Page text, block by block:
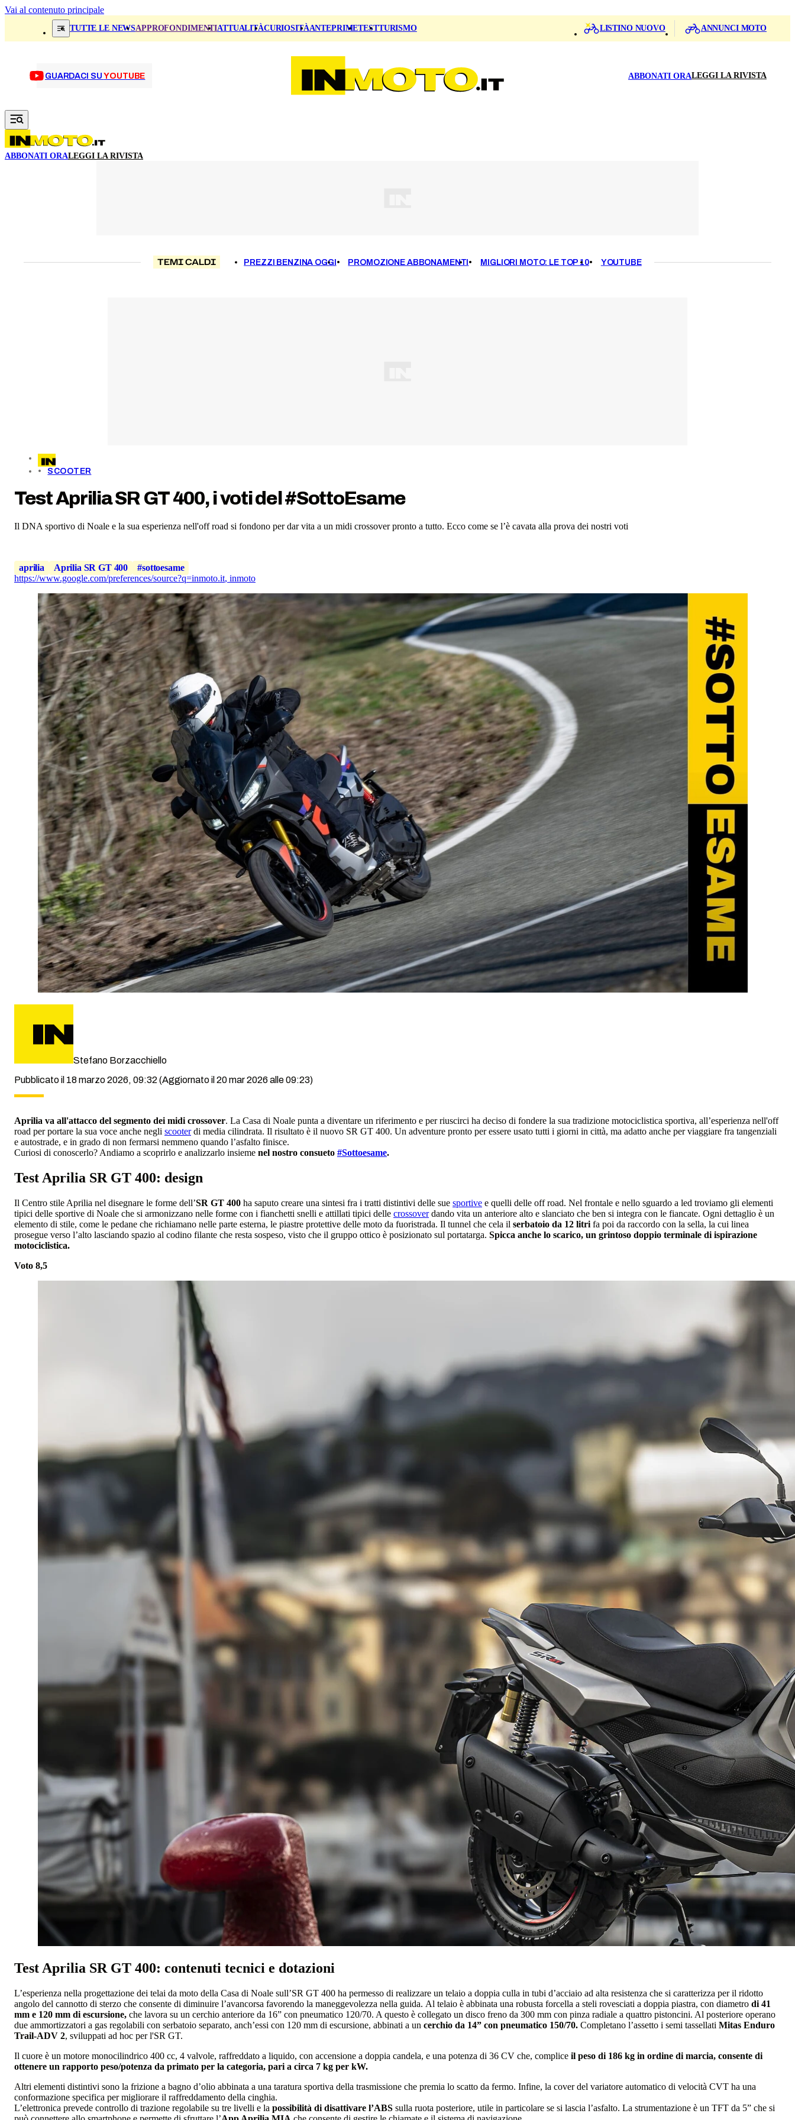
Vai al contenuto principale
TUTTE LE NEWSAPPROFONDIMENTIATTUALITÀCURIOSITÀANTEPRIMETESTTURISMO LISTINO NUOVO ANNUNCI MOTO
GUARDACI SUYOUTUBE ABBONATI ORALEGGI LA RIVISTA
ABBONATI ORALEGGI LA RIVISTA
TEMI CALDI PREZZI BENZINA OGGI PROMOZIONE ABBONAMENTI MIGLIORI MOTO: LE TOP 10 YOUTUBE
SCOOTER
Test Aprilia SR GT 400, i voti del #SottoEsame
Il DNA sportivo di Noale e la sua esperienza nell'off road si fondono per dar vita a un midi crossover pronto a tutto. Ecco come se l’è cavata alla prova dei nostri voti
aprilia Aprilia SR GT 400
#sottoesame
https://www.google.com/preferences/source?q=inmoto.it, inmoto
Stefano Borzacchiello
Pubblicato il 18 marzo 2026, 09:32(Aggiornato il 20 mar 2026 alle 09:23)
Aprilia va all'attacco del segmento dei midi crossover. La Casa di Noale punta a diventare un riferimento e per riuscirci ha deciso di fondere la sua tradizione motociclistica sportiva, all’esperienza nell'off
road per portare la sua voce anche negli scooterdi media cilindrata. Il risultato è il nuovo SR GT 400. Un adventure pronto per essere usato tutti i giorni in città, ma adatto anche per viaggiare fra tangenziali
e autostrade, e in grado di non fermarsi nemmeno quando l’asfalto finisce.
Curiosi di conoscerlo? Andiamo a scoprirlo e analizzarlo insieme nel nostro consueto #Sottoesame.
Test Aprilia SR GT 400: design
Il Centro stile Aprilia nel disegnare le forme dell’SR GT 400 ha saputo creare una sintesi fra i tratti distintivi delle sue sportive e quelli delle off road. Nel frontale e nello sguardo a led troviamo gli elementi
tipici delle sportive di Noale che si armonizzano nelle forme con i fianchetti snelli e attillati tipici delle crossoverdando vita un anteriore alto e slanciato che ben si integra con le fiancate. Ogni dettaglio è un
elemento di stile, come le pedane che richiamano nelle parte esterna, le piastre protettive delle moto da fuoristrada. Il tunnel che cela il serbatoio da 12 litri fa poi da raccordo con la sella, la cui linea
prosegue verso l’alto lasciando spazio al codino filante che resta sospeso, visto che il gruppo ottico è posizionato sul portatarga. Spicca anche lo scarico, un grintoso doppio terminale di ispirazione
motociclistica.
Voto 8,5
Test Aprilia SR GT 400: contenuti tecnici e dotazioni
L’esperienza nella progettazione dei telai da moto della Casa di Noale sull’SR GT 400 ha permesso di realizzare un telaio a doppia culla in tubi d’acciaio ad alta resistenza che si caratterizza per il ridotto
angolo del cannotto di sterzo che consente di diminuire l’avancorsa favorendo la maneggevolezza nella guida. Al telaio è abbinata una robusta forcella a steli rovesciati a doppia piastra, con diametro di 41
mm e 120 mm di escursione, che lavora su un cerchio anteriore da 16” con pneumatico 120/70. A questo è collegato un disco freno da 300 mm con pinza radiale a quattro pistoncini. Al posteriore operano
due ammortizzatori a gas regolabili con serbatoio separato, anch’essi con 120 mm di escursione, abbinati a un cerchio da 14” con pneumatico 150/70. Completano l’assetto i semi tassellati Mitas Enduro
Trail-ADV 2, sviluppati ad hoc per l'SR GT.
Il cuore è un motore monocilindrico 400 cc, 4 valvole, raffreddato a liquido, con accensione a doppia candela, e una potenza di 36 CV che, complice il peso di 186 kg in ordine di marcia, consente di
ottenere un rapporto peso/potenza da primato per la categoria, pari a circa 7 kg per kW.
Altri elementi distintivi sono la frizione a bagno d’olio abbinata a una taratura sportiva della trasmissione che premia lo scatto da fermo. Infine, la cover del variatore automatico di velocità CVT ha una
conformazione specifica per migliorare il raffreddamento della cinghia.
L’elettronica prevede controllo di trazione regolabile su tre livelli e la possibilità di disattivare l’ABS sulla ruota posteriore, utile in particolare se si lascia l’asfalto. La strumentazione è un TFT da 5” che si